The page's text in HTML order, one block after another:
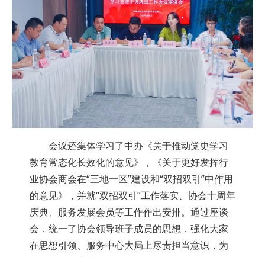
会议还集体学习了中办《关于推动党史学习
教育常态化长效化的意见》，《关于更好发挥行
业协会商会在“三地一区”建设和“双招双引”中作用
的意见》，并就“双招双引”工作落实、协会十周年
庆典、服务发展会员等工作作出安排。通过座谈
会，统一了协会领导班子成员的思想，强化大家
在思想引领、服务中心大局上尽责担当意识，为